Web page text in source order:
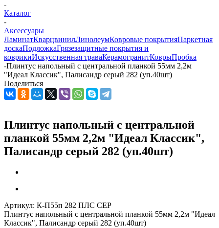
-
Каталог
-
Аксессуары
ЛаминатКварцвинилЛинолеумКовровые покрытияПаркетная
доскаПодложкаГрязезащитные покрытия и
коврикиИскусственная траваКерамогранитКоврыПробка
-Плинтус напольный с центральной планкой 55мм 2,2м
"Идеал Классик", Палисандр серый 282 (уп.40шт)
Поделиться
Плинтус напольный с центральной
планкой 55мм 2,2м "Идеал Классик",
Палисандр серый 282 (уп.40шт)
Артикул: К-П55п 282 ПЛС СЕР
Плинтус напольный с центральной планкой 55мм 2,2м "Идеал
Классик", Палисандр серый 282 (уп.40шт)